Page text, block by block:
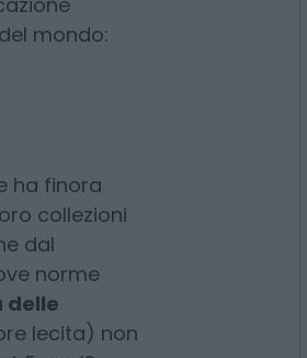
un’asta
bin Salman
ha finora
collezioni
dal